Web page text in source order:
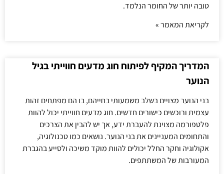
טובה יותר של החומר הנלמד.
לקריאת המאמר »
המדריך המקיף לפיתוח חוג מדעים חווייתי בגיל
הנוער
בני הנוער מצויים בשלב משמעותי בחייהם, בו הם מפתחים זהות
עצמית ורוכשים כישורים חדשים. חוג מדעים חווייתי יכול להוות
פלטפורמה מצוינת להעברת ידע, אך יש להבין את הצרכים
והתחומים המעניינים את בני הנוער. נושאים כמו טכנולוגיה,
אקולוגיה וחקר החלל יכולים להוות מוקד משיכה ולסייע בהגברת
המעורבות של המשתתפים.